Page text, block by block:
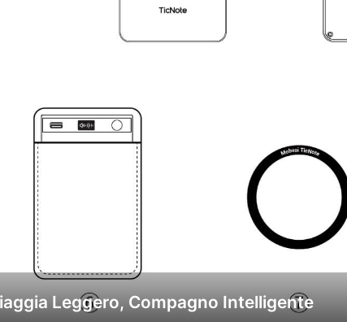
Leggero, Compagno Intelligente